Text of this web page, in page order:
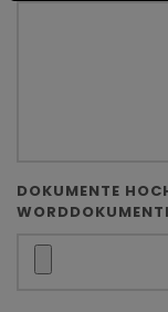
DOKUMENTE